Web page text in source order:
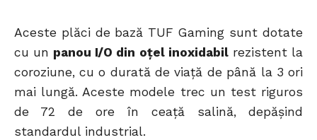
Aceste plăci de bază TUF Gaming sunt dotate
cu un panou I/O din oțel inoxidabilrezistent la
coroziune, cu o durată de viață de până la 3 ori
mai lungă. Aceste modele trec un test riguros
de 72 de ore în ceață salină, depășind
standardul industrial.